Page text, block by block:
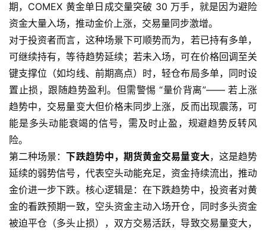
期，COMEX 黄金单日成交量突破 30 万手，就是因为避险
资金大量入场，推动金价上涨，交易量同步激增。
对于投资者而言，这种场景下可顺势而为，若已持有多单，
可继续持有，等待趋势延续；若未入场，可在价格回调至关
键支撑位（如均线、前期高点）时，轻仓布局多单，同时设
置止损，跟随趋势盈利。但需警惕 “量价背离”—— 若上涨
趋势中，交易量变大但价格未同步上涨，反而出现震荡，可
能是多头动能衰竭的信号，需及时止盈，规避趋势反转风
险。
第二种场景：下跌趋势中，期货黄金交易量变大，这是趋势
延续的弱势信号，代表空头动能充足，资金持续流出，推动
金价进一步下跌。核心逻辑是：在下跌趋势中，投资者对黄
金的看跌预期一致，空头资金主动入场开仓，同时多头资金
被迫平仓（多头止损），双方交易活跃，导致交易量变大，